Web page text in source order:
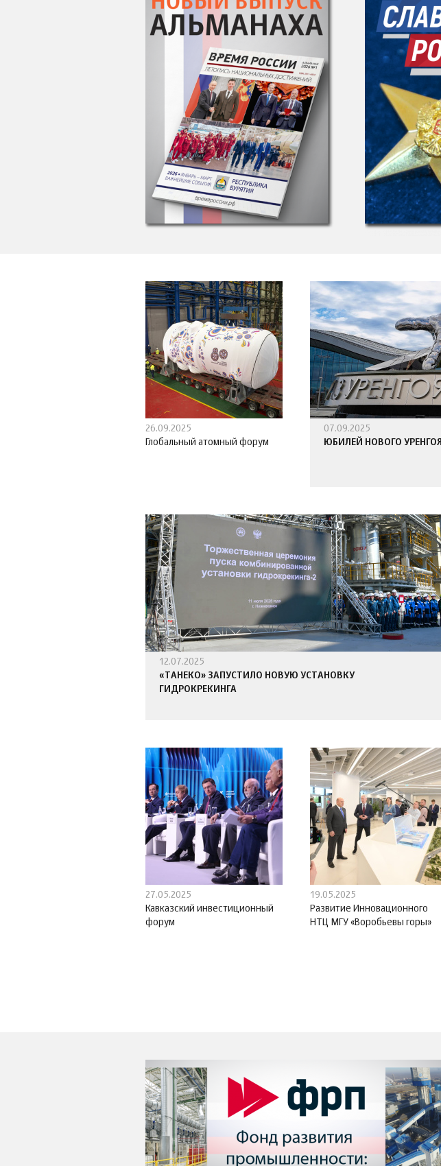
26.09.2025
Глобальный атомный форум
07.09.2025
ЮБИЛЕЙ НОВОГО УРЕНГОЯ
12.07.2025
«ТАНЕКО» ЗАПУСТИЛО НОВУЮ УСТАНОВКУ
ГИДРОКРЕКИНГА
27.05.2025
Кавказский инвестиционный
форум
19.05.2025
Развитие Инновационного
НТЦ МГУ «Воробьевы горы»